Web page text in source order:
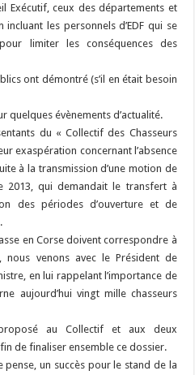
Exécutif, ceux des départements et
les personnels d’EDF qui se
limiter les conséquences des
ont démontré (s’il en était besoin
quelques évènements d’actualité.
du « Collectif des Chasseurs
exaspération concernant l’absence
à la transmission d’une motion de
2013, qui demandait le transfert à
des périodes d’ouverture et de
en Corse doivent correspondre à
venons avec le Président de
en lui rappelant l’importance de
aujourd’hui vingt mille chasseurs
au Collectif et aux deux
de finaliser ensemble ce dossier.
pense, un succès pour le stand de la